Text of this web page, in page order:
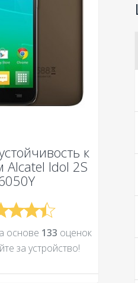
к
Alcatel Idol 2S
основе 133 оценок
за устройcтво!